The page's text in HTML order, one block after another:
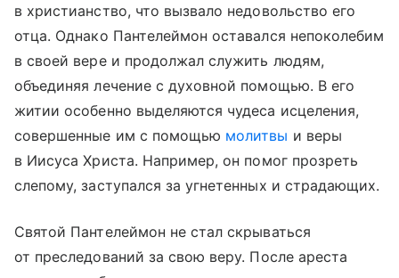
в христианство, что вызвало недовольство его
отца. Однако Пантелеймон оставался непоколебим
в своей вере и продолжал служить людям,
объединяя лечение с духовной помощью. В его
житии особенно выделяются чудеса исцеления,
совершенные им с помощью молитвы и веры
в Иисуса Христа. Например, он помог прозреть
слепому, заступался за угнетенных и страдающих.
Святой Пантелеймон не стал скрываться
от преследований за свою веру. После ареста